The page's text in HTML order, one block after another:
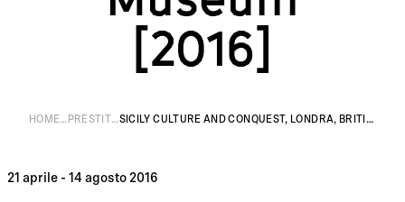
[2016]
HOME PRESTITI SICILY CULTURE AND CONQUEST, LONDRA, BRITISH MUSEUM
21 aprile - 14 agosto 2016